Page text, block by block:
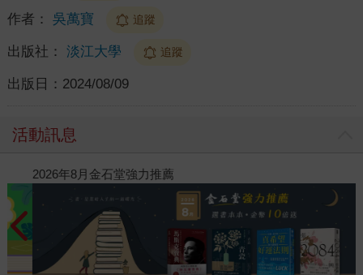
作者： 吳萬寶 追蹤
出版社： 淡江大學 追蹤
出版日： 2024/08/09
活動訊息
閱讀漫遊錄-2026上半年暢銷榜